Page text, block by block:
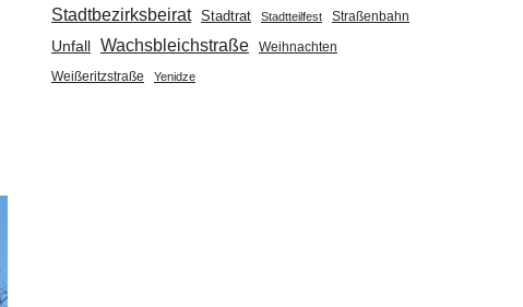
Stadtbezirksbeirat Stadtrat Stadtteilfest Straßenbahn
Unfall Wachsbleichstraße
Weihnachten
Weißeritzstraße
Yenidze